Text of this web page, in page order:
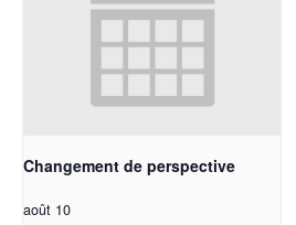
Changement de perspective
août 10